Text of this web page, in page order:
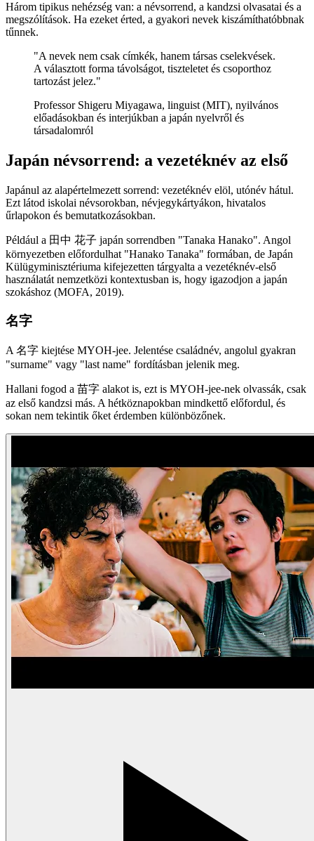
Három tipikus nehézség van: a névsorrend, a kandzsi olvasatai és a
megszólítások. Ha ezeket érted, a gyakori nevek kiszámíthatóbbnak
tűnnek.
"A nevek nem csak címkék, hanem társas cselekvések.
A választott forma távolságot, tiszteletet és csoporthoz
tartozást jelez."
Professor Shigeru Miyagawa, linguist (MIT), nyilvános
előadásokban és interjúkban a japán nyelvről és
társadalomról
Japán névsorrend: a vezetéknév az első
Japánul az alapértelmezett sorrend: vezetéknév elöl, utónév hátul.
Ezt látod iskolai névsorokban, névjegykártyákon, hivatalos
űrlapokon és bemutatkozásokban.
Például a 田中 花子 japán sorrendben "Tanaka Hanako". Angol
környezetben előfordulhat "Hanako Tanaka" formában, de Japán
Külügyminisztériuma kifejezetten tárgyalta a vezetéknév-első
használatát nemzetközi kontextusban is, hogy igazodjon a japán
szokáshoz (MOFA, 2019).
名字
A 名字 kiejtése MYOH-jee. Jelentése családnév, angolul gyakran
"surname" vagy "last name" fordításban jelenik meg.
Hallani fogod a 苗字 alakot is, ezt is MYOH-jee-nek olvassák, csak
az első kandzsi más. A hétköznapokban mindkettő előfordul, és
sokan nem tekintik őket érdemben különbözőnek.